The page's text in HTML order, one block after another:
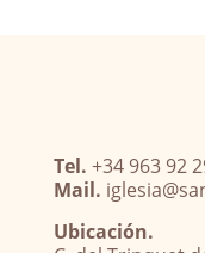
Tel. +34 963 92
Mail.
Ubicación.